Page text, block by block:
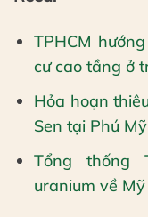
TPHCM
cư cao tầng ở
Hỏa hoạn
Sen tại Phú Mỹ
Tổng thống
uranium về